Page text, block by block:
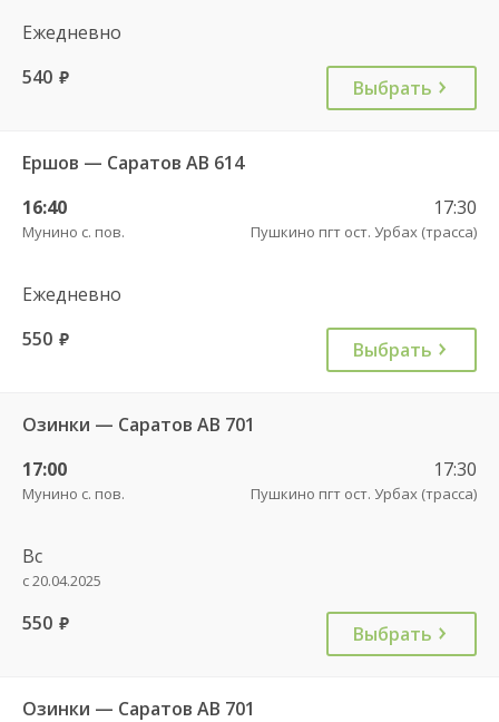
Ежедневно
540 руб. Выбрать
Ершов — Саратов АВ 614
16:40
Мунино с. пов.
17:30
Пушкино пгт ост. Урбах (трасса)
Ежедневно
550 руб. Выбрать
Озинки — Саратов АВ 701
17:00
Мунино с. пов.
17:30
Пушкино пгт ост. Урбах (трасса)
Вс
с 20.04.2025
550 руб. Выбрать
Озинки — Саратов АВ 701